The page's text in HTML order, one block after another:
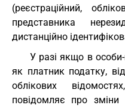
(реєстраційний,
представника
дистанційно
У разі якщо в
як платник податку,
облікових
повідомляє про зміни